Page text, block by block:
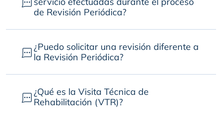
de Revisión Periódica?
¿Puedo solicitar una revisión diferente a
la Revisión Periódica?
¿Qué es la Visita Técnica de
Rehabilitación (VTR)?